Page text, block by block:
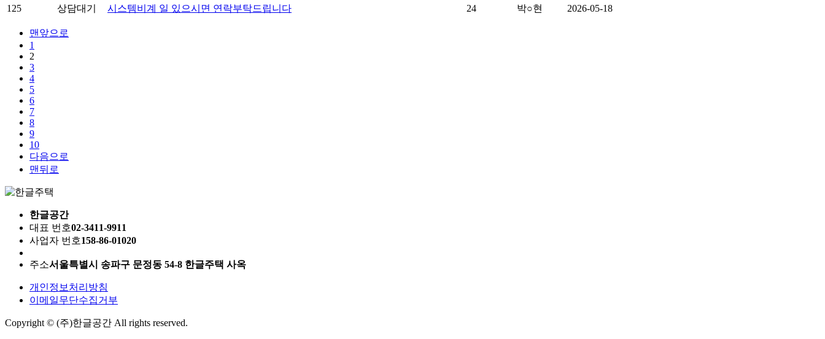
125
상담대기 시스템비계 일 있으시면 연락부탁드립니다 24 박○현 2026-05-18
맨앞으로
1
2
3
4
5
6
7
8
9
10
다음으로
맨뒤로
한글공간
대표 번호02-3411-9911
사업자 번호158-86-01020
주소서울특별시 송파구 문정동 54-8 한글주택 사옥
개인정보처리방침
이메일무단수집거부
Copyright © (주)한글공간 All rights reserved.